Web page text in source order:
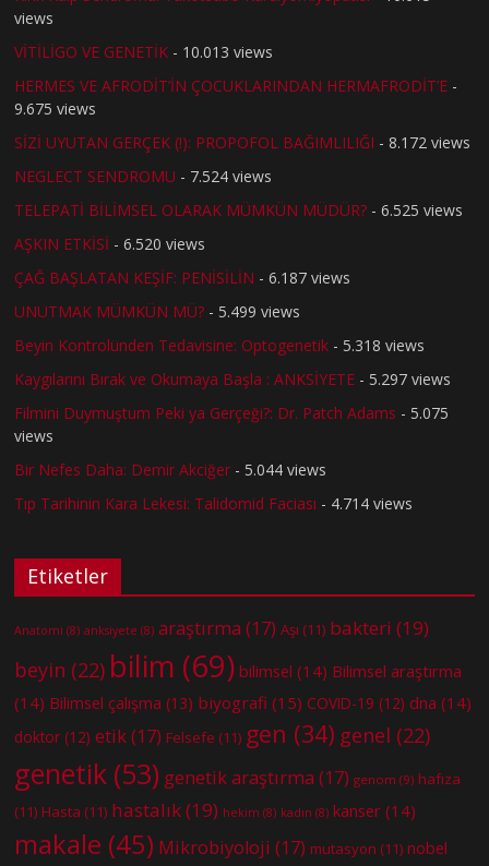
views
VİTİLİGO VE GENETİK - 10.013 views
HERMES VE AFRODİT’İN ÇOCUKLARINDAN HERMAFRODİT’E -
9.675 views
SİZİ UYUTAN GERÇEK (!): PROPOFOL BAĞIMLILIĞI - 8.172 views
NEGLECT SENDROMU - 7.524 views
TELEPATİ BİLİMSEL OLARAK MÜMKÜN MÜDÜR? - 6.525 views
AŞKIN ETKİSİ - 6.520 views
ÇAĞ BAŞLATAN KEŞİF: PENİSİLİN - 6.187 views
UNUTMAK MÜMKÜN MÜ? - 5.499 views
Beyin Kontrolünden Tedavisine: Optogenetik - 5.318 views
Kaygılarını Bırak ve Okumaya Başla : ANKSİYETE - 5.297 views
Filmini Duymuştum Peki ya Gerçeği?: Dr. Patch Adams - 5.075
views
Bir Nefes Daha: Demir Akciğer - 5.044 views
Tıp Tarihinin Kara Lekesi: Talidomid Faciası - 4.714 views
Etiketler
Anatomi (8) anksiyete (8) araştırma (17) Aşı (11) bakteri (19)
beyin (22) bilim (69) bilimsel (14) Bilimsel araştırma
(14) Bilimsel çalışma (13) biyografi (15) COVID-19 (12) dna (14)
doktor (12) etik(17) Felsefe (11) gen (34) genel (22)
genetik (53) genetik araştırma (17) genom (9) hafıza
(11) Hasta (11) hastalık(19) hekim (8) kadın (8) kanser (14)
makale (45) Mikrobiyoloji (17) mutasyon (11) nobel